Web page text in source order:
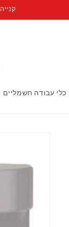
כלי עבודה חשמליים